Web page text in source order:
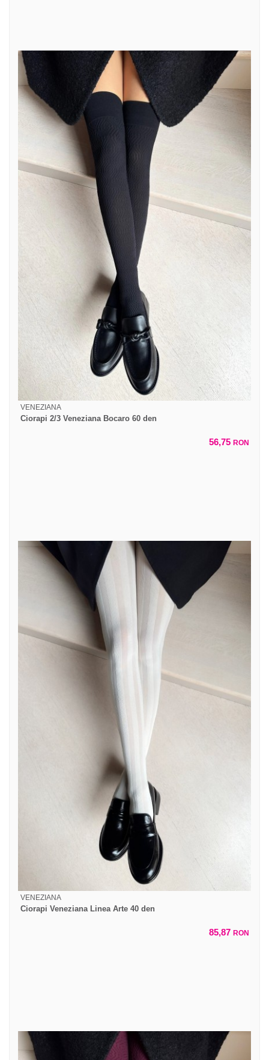
VENEZIANA
Ciorapi 2/3 Veneziana Bocaro 60 den
56,75 RON
VENEZIANA
Ciorapi Veneziana Linea Arte 40 den
85,87 RON